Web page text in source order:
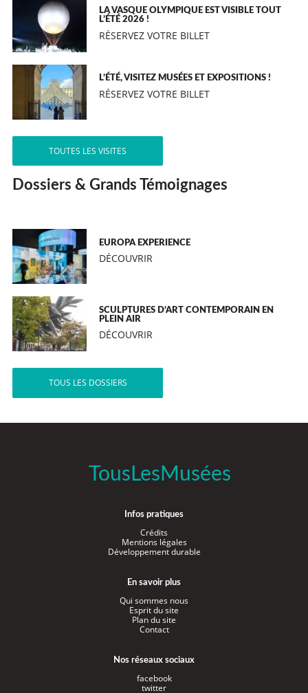
LA VASQUE OLYMPIQUE EST VISIBLE TOUT
L’ÉTÉ 2026 !
RÉSERVEZ VOTRE BILLET
L’ÉTÉ, VISITEZ MUSÉES ET EXPOSITIONS !
RÉSERVEZ VOTRE BILLET
TOUTES LES VISITES
Dossiers & Grands Témoignages
EUROPA EXPERIENCE
DÉCOUVRIR
SCULPTURES D’ART CONTEMPORAIN EN
PLEIN AIR
DÉCOUVRIR
TOUS LES DOSSIERS
TousLesMusées
Infos pratiques
Crédits
Mentions légales
Développement durable
En savoir plus
Qui sommes nous
Esprit du site
Plan du site
Contact
Nos réseaux sociaux
facebook
twitter